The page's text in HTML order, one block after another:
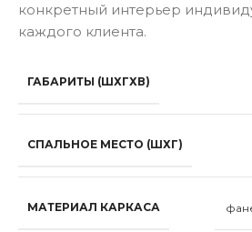
конкретный интерьер
каждого клиента.
ГАБАРИТЫ (ШХГХВ)
СПАЛЬНОЕ МЕСТО (ШХГ)
МАТЕРИАЛ КАРКАСА